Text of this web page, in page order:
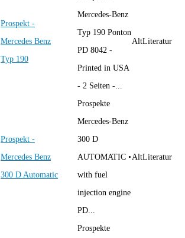
Prospekt -
Mercedes Benz
Typ 190
Mercedes-Benz
Typ 190 Ponton
PD 8042 -
Printed in USA
- 2 Seiten -...
AltLiteratur
Prospekt -
Mercedes Benz
300 D Automatic
Prospekte
Mercedes-Benz
300 D
AUTOMATIC •
with fuel
injection engine
PD...
AltLiteratur
Prospekte